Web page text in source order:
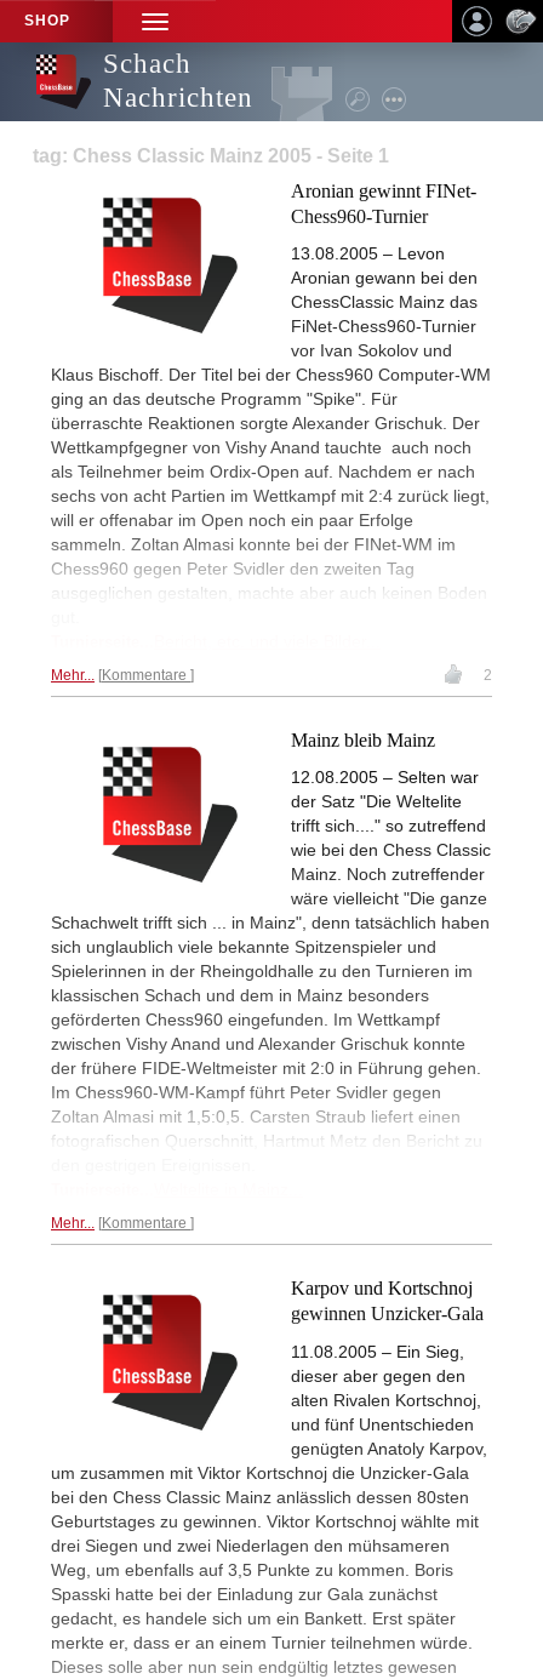
SHOP
TOGGLE
NAVIGATION
Schach
Nachrichten
tag: Chess Classic Mainz 2005 - Seite 1
Aronian gewinnt FINet-
Chess960-Turnier
13.08.2005 – Levon
Aronian gewann bei den
ChessClassic Mainz das
FiNet-Chess960-Turnier
vor Ivan Sokolov und
Klaus Bischoff. Der Titel bei der Chess960 Computer-WM
ging an das deutsche Programm "Spike". Für
überraschte Reaktionen sorgte Alexander Grischuk. Der
Wettkampfgegner von Vishy Anand tauchte auch noch
als Teilnehmer beim Ordix-Open auf. Nachdem er nach
sechs von acht Partien im Wettkampf mit 2:4 zurück liegt,
will er offenabar im Open noch ein paar Erfolge
sammeln. Zoltan Almasi konnte bei der FINet-WM im
Chess960 gegen Peter Svidler den zweiten Tag
ausgeglichen gestalten, machte aber auch keinen Boden
Mehr... Kommentare 2
Mainz bleib Mainz
12.08.2005 – Selten war
der Satz "Die Weltelite
trifft sich...." so zutreffend
wie bei den Chess Classic
Mainz. Noch zutreffender
wäre vielleicht "Die ganze
Schachwelt trifft sich ... in Mainz", denn tatsächlich haben
sich unglaublich viele bekannte Spitzenspieler und
Spielerinnen in der Rheingoldhalle zu den Turnieren im
klassischen Schach und dem in Mainz besonders
geförderten Chess960 eingefunden. Im Wettkampf
zwischen Vishy Anand und Alexander Grischuk konnte
der frühere FIDE-Weltmeister mit 2:0 in Führung gehen.
Im Chess960-WM-Kampf führt Peter Svidler gegen
Zoltan Almasi mit 1,5:0,5. Carsten Straub liefert einen
fotografischen Querschnitt, Hartmut Metz den Bericht zu
Mehr... Kommentare
Karpov und Kortschnoj
gewinnen Unzicker-Gala
11.08.2005 – Ein Sieg,
dieser aber gegen den
alten Rivalen Kortschnoj,
und fünf Unentschieden
genügten Anatoly Karpov,
um zusammen mit Viktor Kortschnoj die Unzicker-Gala
bei den Chess Classic Mainz anlässlich dessen 80sten
Geburtstages zu gewinnen. Viktor Kortschnoj wählte mit
drei Siegen und zwei Niederlagen den mühsameren
Weg, um ebenfalls auf 3,5 Punkte zu kommen. Boris
Spasski hatte bei der Einladung zur Gala zunächst
gedacht, es handele sich um ein Bankett. Erst später
merkte er, dass er an einem Turnier teilnehmen würde.
Dieses solle aber nun sein endgültig letztes gewesen